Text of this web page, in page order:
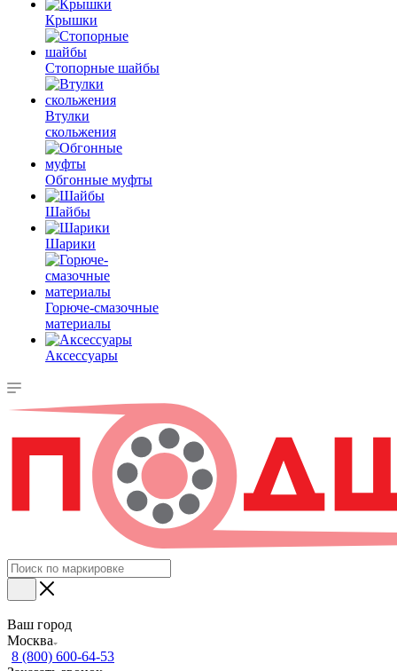
Крышки
Стопорные шайбы
Втулки
скольжения
Обгонные муфты
Шайбы
Шарики
Горюче-смазочные
материалы
Аксессуары
Ваш город
Москва
8 (800) 600-64-53